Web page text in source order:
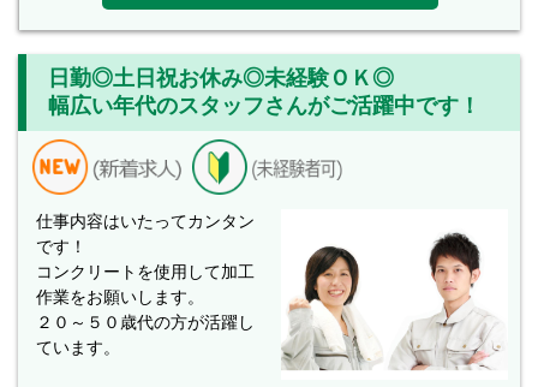
日勤◎土日祝お休み◎未経験ＯＫ◎
幅広い年代のスタッフさんがご活躍中です！
仕事内容はいたってカンタン
です！
コンクリートを使用して加工
作業をお願いします。
２０～５０歳代の方が活躍し
ています。